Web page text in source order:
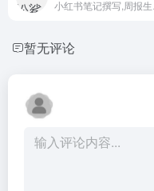
暂无评论